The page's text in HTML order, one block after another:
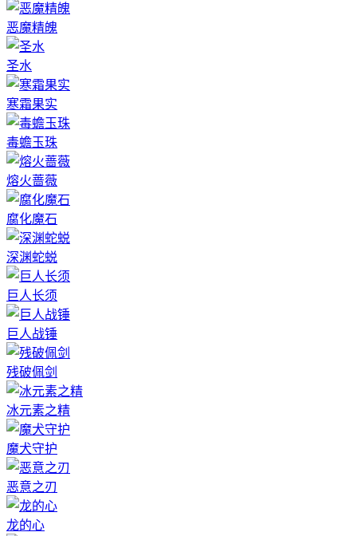
恶魔精魄
圣水
寒霜果实
毒蟾玉珠
熔火蔷薇
腐化魔石
深渊蛇蜕
巨人长须
巨人战锤
残破佩剑
冰元素之精
魔犬守护
恶意之刃
龙的心